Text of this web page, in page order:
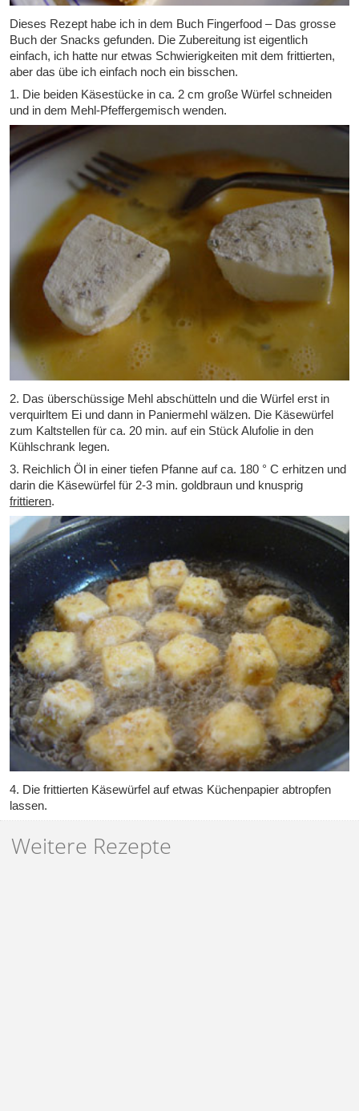
Dieses Rezept habe ich in dem Buch Fingerfood – Das grosse
Buch der Snacks gefunden. Die Zubereitung ist eigentlich
einfach, ich hatte nur etwas Schwierigkeiten mit dem frittierten,
aber das übe ich einfach noch ein bisschen.
1. Die beiden Käsestücke in ca. 2 cm große Würfel schneiden
und in dem Mehl-Pfeffergemisch wenden.
2. Das überschüssige Mehl abschütteln und die Würfel erst in
verquirltem Ei und dann in Paniermehl wälzen. Die Käsewürfel
zum Kaltstellen für ca. 20 min. auf ein Stück Alufolie in den
Kühlschrank legen.
3. Reichlich Öl in einer tiefen Pfanne auf ca. 180 ° C erhitzen und
darin die Käsewürfel für 2-3 min. goldbraun und knusprig
frittieren.
4. Die frittierten Käsewürfel auf etwas Küchenpapier abtropfen
lassen.
Weitere Rezepte